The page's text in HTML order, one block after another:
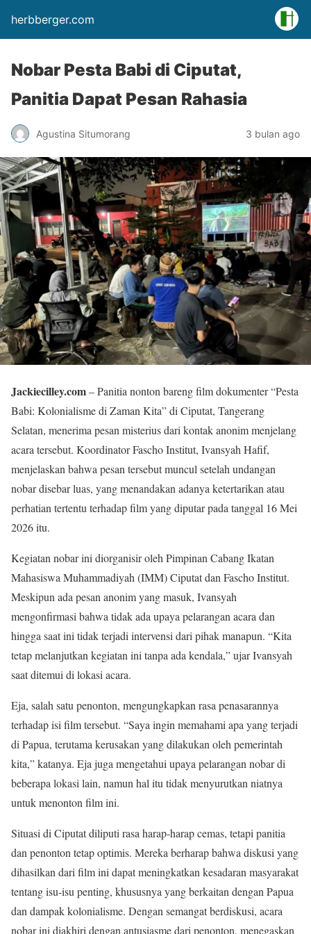
herbberger.com
Nobar Pesta Babi di Ciputat,
Panitia Dapat Pesan Rahasia
Agustina Situmorang 3 bulan ago
Jackiecilley.com– Panitia nonton bareng film dokumenter “Pesta
Babi: Kolonialisme di Zaman Kita” di Ciputat, Tangerang
Selatan, menerima pesan misterius dari kontak anonim menjelang
acara tersebut. Koordinator Fascho Institut, Ivansyah Hafif,
menjelaskan bahwa pesan tersebut muncul setelah undangan
nobar disebar luas, yang menandakan adanya ketertarikan atau
perhatian tertentu terhadap film yang diputar pada tanggal 16 Mei
2026 itu.
Kegiatan nobar ini diorganisir oleh Pimpinan Cabang Ikatan
Mahasiswa Muhammadiyah (IMM) Ciputat dan Fascho Institut.
Meskipun ada pesan anonim yang masuk, Ivansyah
mengonfirmasi bahwa tidak ada upaya pelarangan acara dan
hingga saat ini tidak terjadi intervensi dari pihak manapun. “Kita
tetap melanjutkan kegiatan ini tanpa ada kendala,” ujar Ivansyah
saat ditemui di lokasi acara.
Eja, salah satu penonton, mengungkapkan rasa penasarannya
terhadap isi film tersebut. “Saya ingin memahami apa yang terjadi
di Papua, terutama kerusakan yang dilakukan oleh pemerintah
kita,” katanya. Eja juga mengetahui upaya pelarangan nobar di
beberapa lokasi lain, namun hal itu tidak menyurutkan niatnya
untuk menonton film ini.
Situasi di Ciputat diliputi rasa harap-harap cemas, tetapi panitia
dan penonton tetap optimis. Mereka berharap bahwa diskusi yang
dihasilkan dari film ini dapat meningkatkan kesadaran masyarakat
tentang isu-isu penting, khususnya yang berkaitan dengan Papua
dan dampak kolonialisme. Dengan semangat berdiskusi, acara
nobar ini diakhiri dengan antusiasme dari penonton, menegaskan